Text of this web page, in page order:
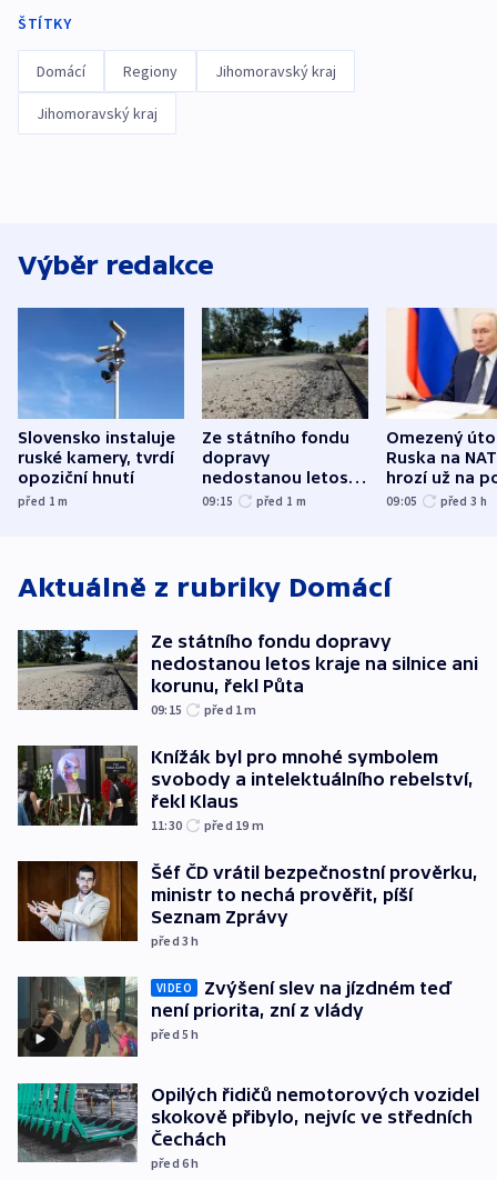
ŠTÍTKY
Domácí Regiony Jihomoravský kraj
Jihomoravský kraj
Výběr redakce
Slovensko instaluje
ruské kamery, tvrdí
opoziční hnutí
před 1m
Ze státního fondu
dopravy
nedostanou letos
kraje na silnice ani
09:15 před 1 m
Omezený
Ruska na
hrozí už na
varují tajné
09:05 před 3 h
Aktuálně z rubriky Domácí
Ze státního fondu dopravy
nedostanou letos kraje na silnice ani
korunu, řekl Půta
09:15 před 1m
Knížák byl pro mnohé symbolem
svobody a intelektuálního rebelství,
řekl Klaus
11:30 před 19 m
Šéf ČD vrátil bezpečnostní prověrku,
ministr to nechá prověřit, píší
Seznam Zprávy
před 3h
VIDEO
Zvýšení slev na jízdném teď
není priorita, zní z vlády
před 5h
Opilých řidičů nemotorových vozidel
skokově přibylo, nejvíc ve středních
Čechách
před 6h